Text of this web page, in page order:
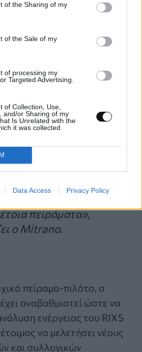
of the Sharing of my
of the Sale of my
of processing my
Targeted Advertising.
of Collection, Use,
and/or Sharing of my
Is Unrelated with the
it was collected.
Data Access Privacy Policy
στη μελέτη
στην πραγματικότητα,
προέκυψαν από το
διεξήχθη από εξωτερική
στον νέο σταθμό Furka. Το
την ανάπτυξη του tr-RIXS
με επιστήμονες
ευκαιρία να
χρόνο σε μια
πειράματα»,
ο Mitrano.
πείραμα-πιλότο, ο
αναβαθμιστεί ώστε να
ενέργειας του RIXS
να μελετήσει νέους
και συλλογικών